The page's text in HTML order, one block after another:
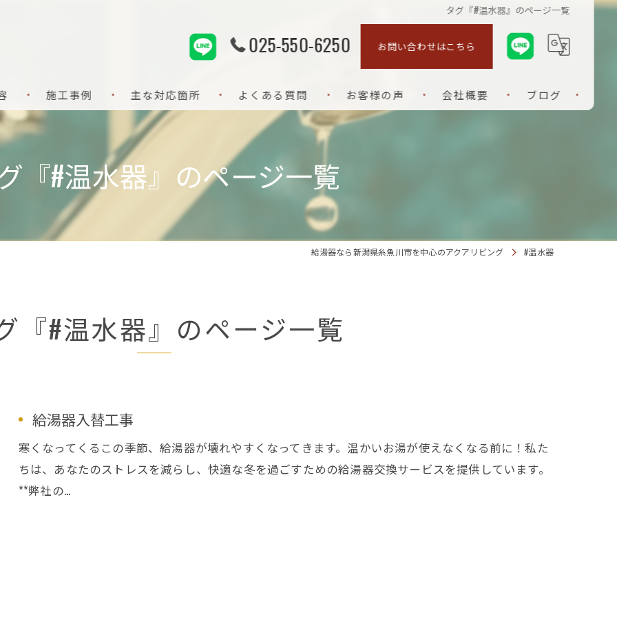
タグ『#温水器』のページ一覧
025-550-6250 お問い合わせはこちら
施工事例 主な対応箇所
給排水設備
水回り設備
水回りリフォーム
水道修理
よくある質問 お客様の声 会社概要 ブログ
『#温水器』のページ一覧
給湯器なら新潟県糸魚川市を中心のアクアリビング #温水器
『#温水器』のページ一覧
給湯器入替工事
寒くなってくるこの季節、給湯器が壊れやすくなってきます。温かいお湯が使えなくなる前に！私た
ちは、あなたのストレスを減らし、快適な冬を過ごすための給湯器交換サービスを提供しています。
**弊社の…